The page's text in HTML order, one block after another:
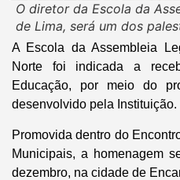
O diretor da Escola da
de Lima, será um dos
A Escola da Assembleia
Norte foi indicada a
Educação, por meio do
desenvolvido pela Instituição.
Promovida dentro do
Municipais, a homenagem
dezembro, na cidade de